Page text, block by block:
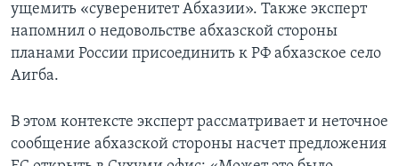
ущемить «суверенитет Абхазии». Также эксперт
напомнил о недовольстве абхазской стороны
планами России присоединить к РФ абхазское село
Аигба.
В этом контексте эксперт рассматривает и неточное
сообщение абхазской стороны насчет предложения